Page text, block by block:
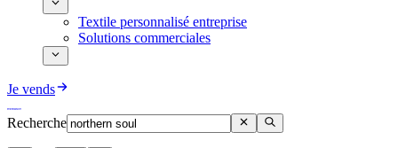
Textile personnalisé entreprise
Solutions commerciales
Je vends
Recherche